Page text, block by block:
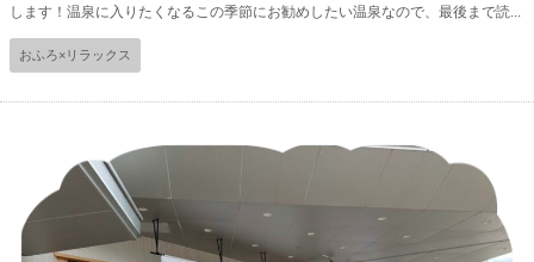
します！温泉に入りたくなるこの季節にお勧めしたい温泉なので、最後まで読...
おふろ×リラックス